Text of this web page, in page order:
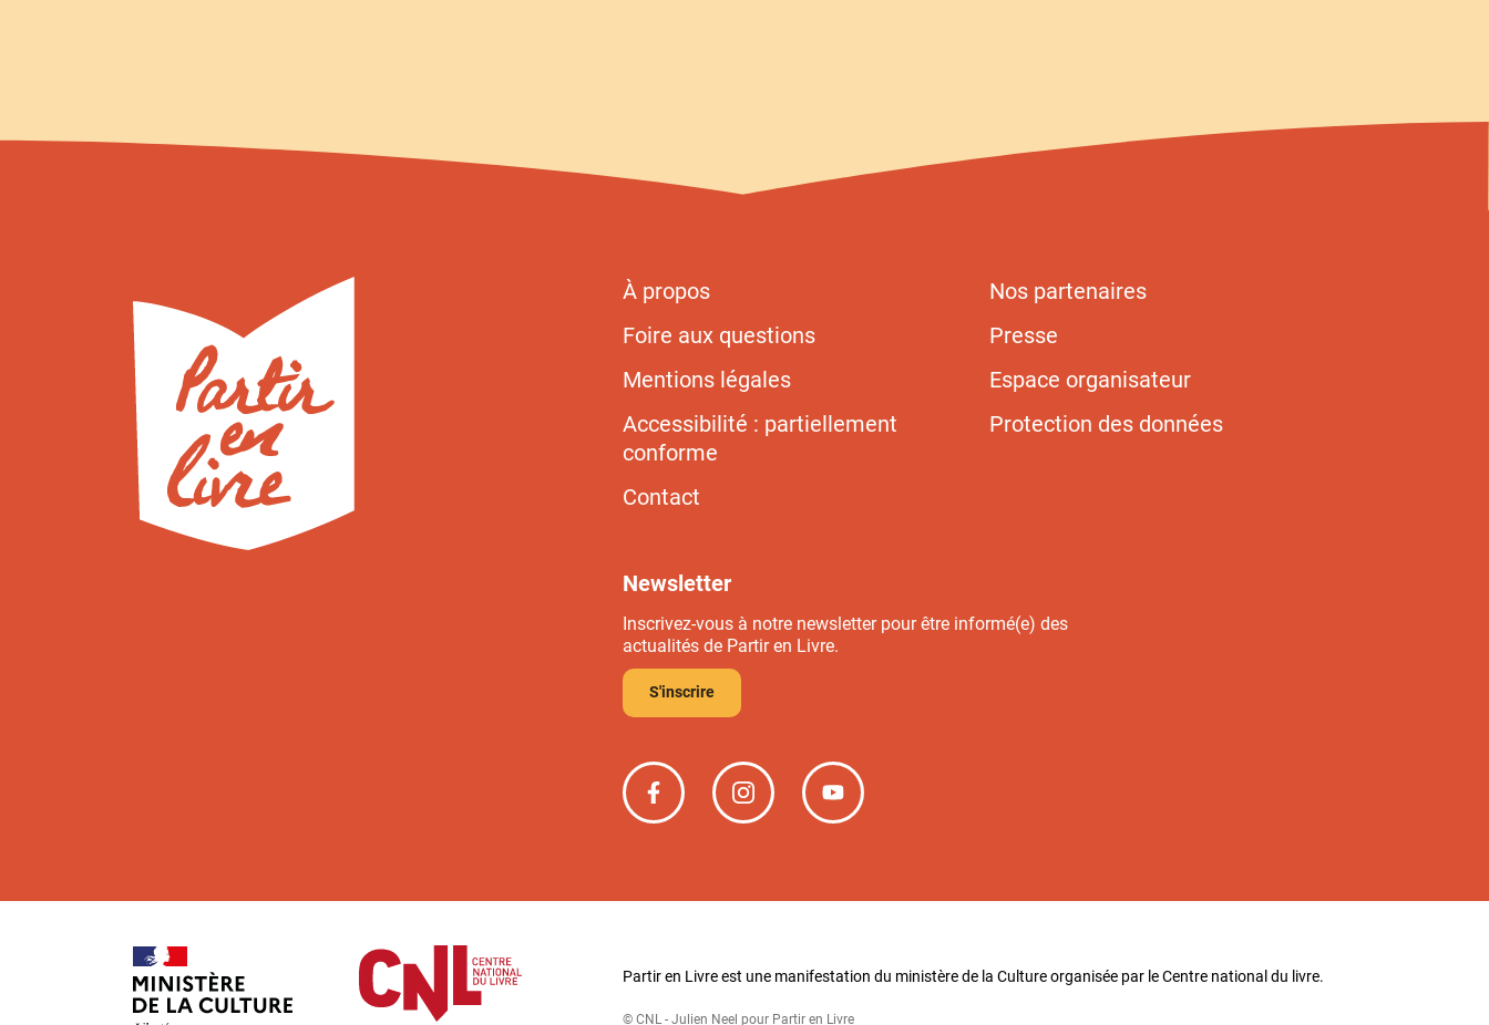
À propos
Nos partenaires
Foire aux questions
Presse
Mentions légales
Espace organisateur
Accessibilité : partiellement
conforme
Protection des données
Contact
Newsletter
Inscrivez-vous à notre newsletter pour être informé(e) des
actualités de Partir en Livre.
S'inscrire
Partir
en
Partir
en
Partir
en
Partir en Livre est une manifestation du ministère de la Culture organisée par le Centre national du livre.
© CNL - Julien Neel pour Partir en Livre